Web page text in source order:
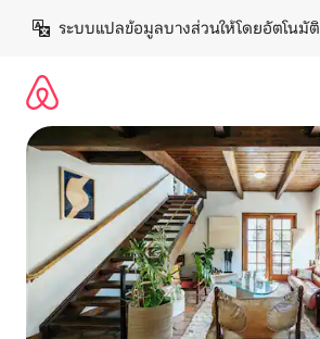
เนื้อหา
ระบบแปลข้อมูลบางส่วนให้โดยอัตโนมัติ